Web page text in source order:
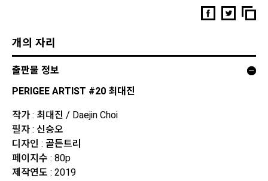
개의 자리
출판물 정보
PERIGEE ARTIST #20 최대진
작가 : 최대진 / Daejin Choi
필자 : 신승오
디자인 : 골든트리
페이지수 : 80p
제작연도 : 2019